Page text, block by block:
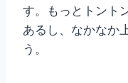
す。もっとトント
あるし、なかなか
う。